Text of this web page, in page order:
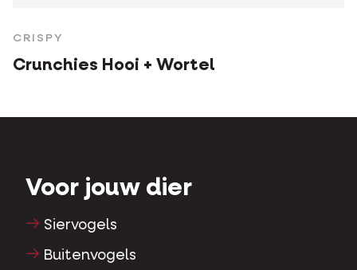
CRISPY
Crunchies Hooi + Wortel
Voor jouw dier
Siervogels
Buitenvogels